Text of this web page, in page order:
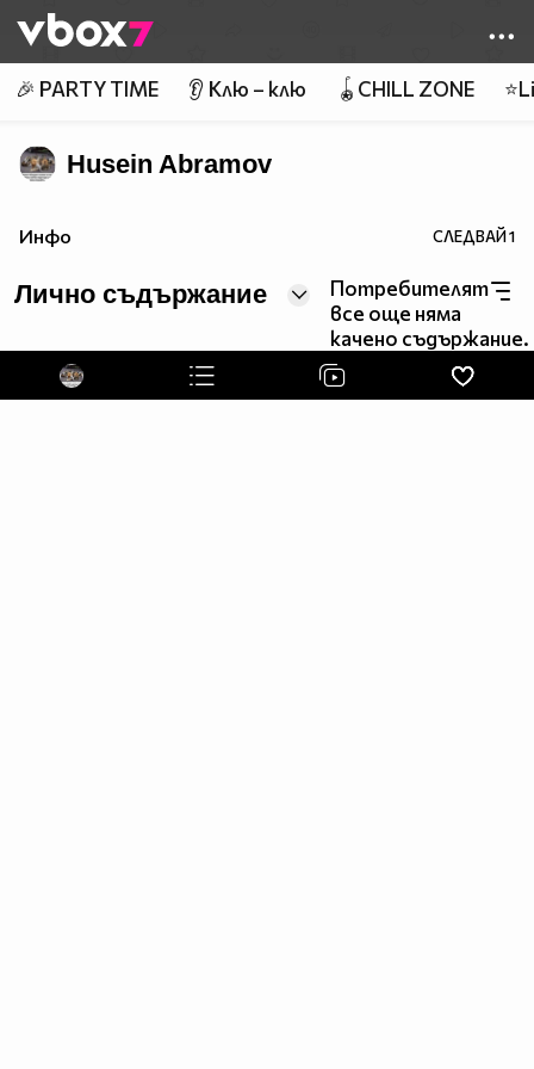
👾
🎉 PARTY TIME 👂 Клю – клю 🪀CHILL ZONE
Husein Abramov
Инфо СЛЕДВАЙ1
Лично съдържание
Потребителят
все още няма
качено съдържание.